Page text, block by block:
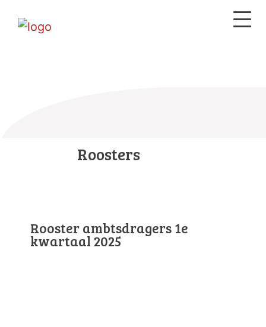
Roosters
Rooster ambtsdragers 1e
kwartaal 2025